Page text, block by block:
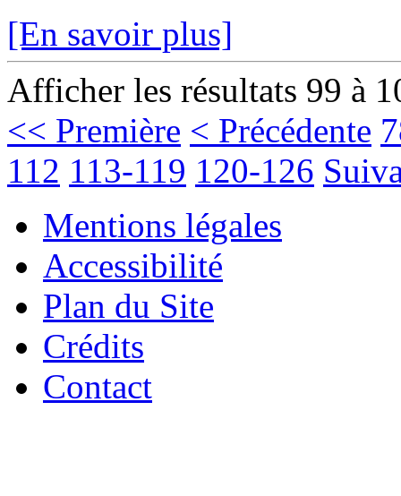
[En savoir plus]
Afficher les résultats 99 à
<< Première < Précédente
112 113-119 120-126
Mentions légales
Accessibilité
Plan du Site
Crédits
Contact